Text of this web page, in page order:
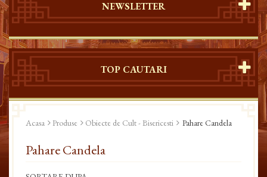
NEWSLETTER
TOP CAUTARI
Acasa Produse Obiecte de Cult - Bisericesti Pahare Candela
Pahare Candela